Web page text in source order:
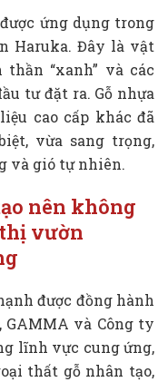
ứng dụng trong
Haruka. Đây là vật
“xanh” và các
tư đặt ra. Gỗ nhựa
cao cấp khác đã
vừa sang trọng,
và gió tự nhiên.
nên không
vườn
được đồng hành
GAMMA và Công ty
lĩnh vực cung ứng,
thất gỗ nhân tạo,